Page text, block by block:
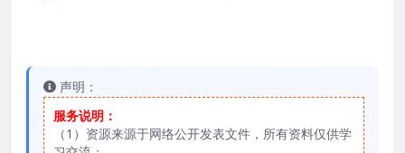
声明：
服务说明：
（1）资源来源于网络公开发表文件，所有资料仅供学